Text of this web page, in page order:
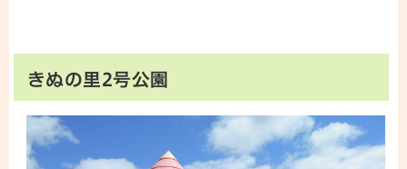
きぬの里2号公園